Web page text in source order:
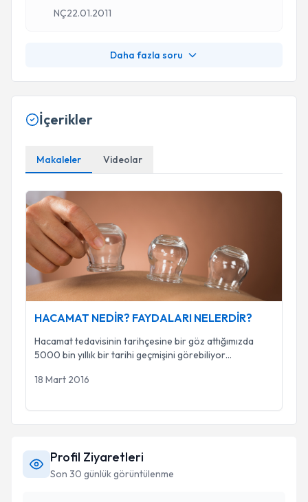
NÇ22.01.2011
Daha fazla soru
İçerikler
Makaleler Videolar
HACAMAT NEDİR? FAYDALARI NELERDİR?
HACAMAT NEDİR? FAYDALARI NELERDİR?
Hacamat tedavisinin tarihçesine bir göz attığımızda
5000 bin yıllık bir tarihi geçmişini görebiliyor...
18 Mart 2016
Profil Ziyaretleri
Son 30 günlük görüntülenme